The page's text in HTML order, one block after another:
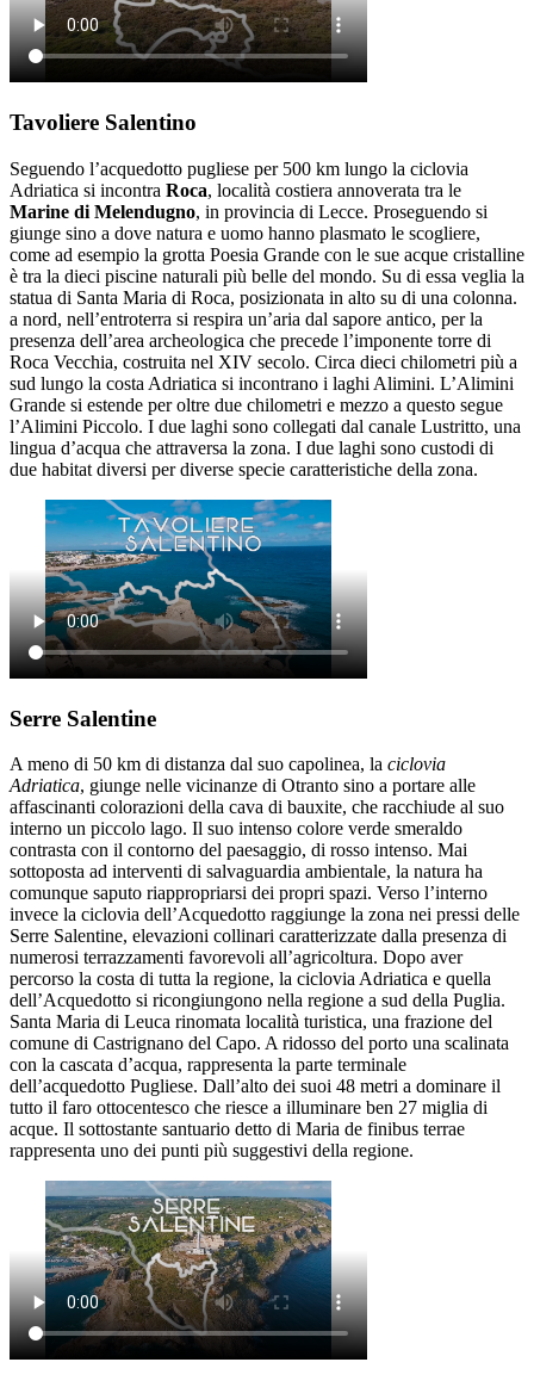
Tavoliere Salentino
Seguendo l’acquedotto pugliese per 500 km lungo la ciclovia
Adriatica si incontra Roca, località costiera annoverata tra le
Marine di Melendugno, in provincia di Lecce. Proseguendo si
giunge sino a dove natura e uomo hanno plasmato le scogliere,
come ad esempio la grotta Poesia Grande con le sue acque cristalline
è tra la dieci piscine naturali più belle del mondo. Su di essa veglia la
statua di Santa Maria di Roca, posizionata in alto su di una colonna.
a nord, nell’entroterra si respira un’aria dal sapore antico, per la
presenza dell’area archeologica che precede l’imponente torre di
Roca Vecchia, costruita nel XIV secolo. Circa dieci chilometri più a
sud lungo la costa Adriatica si incontrano i laghi Alimini. L’Alimini
Grande si estende per oltre due chilometri e mezzo a questo segue
l’Alimini Piccolo. I due laghi sono collegati dal canale Lustritto, una
lingua d’acqua che attraversa la zona. I due laghi sono custodi di
due habitat diversi per diverse specie caratteristiche della zona.
Serre Salentine
A meno di 50 km di distanza dal suo capolinea, la ciclovia
Adriatica, giunge nelle vicinanze di Otranto sino a portare alle
affascinanti colorazioni della cava di bauxite, che racchiude al suo
interno un piccolo lago. Il suo intenso colore verde smeraldo
contrasta con il contorno del paesaggio, di rosso intenso. Mai
sottoposta ad interventi di salvaguardia ambientale, la natura ha
comunque saputo riappropriarsi dei propri spazi. Verso l’interno
invece la ciclovia dell’Acquedotto raggiunge la zona nei pressi delle
Serre Salentine, elevazioni collinari caratterizzate dalla presenza di
numerosi terrazzamenti favorevoli all’agricoltura. Dopo aver
percorso la costa di tutta la regione, la ciclovia Adriatica e quella
dell’Acquedotto si ricongiungono nella regione a sud della Puglia.
Santa Maria di Leuca rinomata località turistica, una frazione del
comune di Castrignano del Capo. A ridosso del porto una scalinata
con la cascata d’acqua, rappresenta la parte terminale
dell’acquedotto Pugliese. Dall’alto dei suoi 48 metri a dominare il
tutto il faro ottocentesco che riesce a illuminare ben 27 miglia di
acque. Il sottostante santuario detto di Maria de finibus terrae
rappresenta uno dei punti più suggestivi della regione.